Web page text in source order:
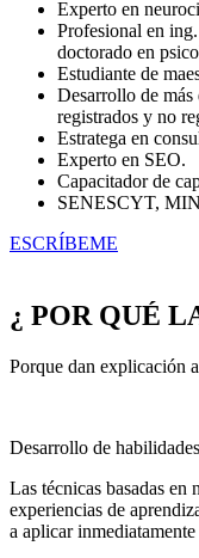
Experto en
Profesional en
doctorado en
Estudiante de
Desarrollo de
registrados y no
Estratega en
Experto en SEO.
Capacitador de
SENESCYT,
ESCRÍBEME
¿ POR QUÉ
Porque dan explicación
Desarrollo de
Las técnicas basadas
experiencias de
a aplicar